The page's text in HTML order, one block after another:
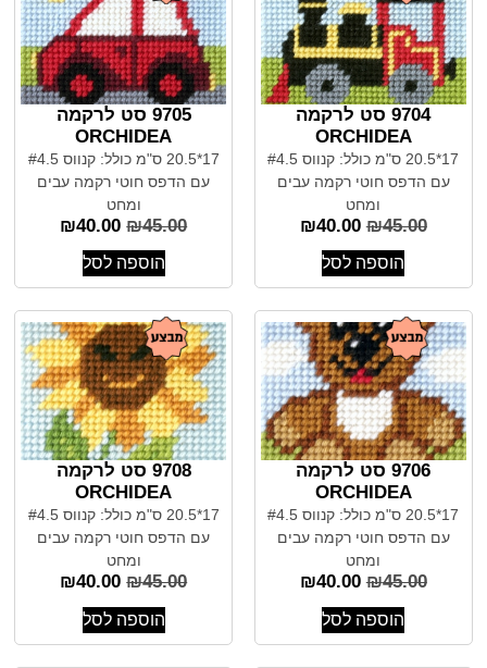
9704 סט לרקמה
ORCHIDEA
17*20.5 ס"מ כולל: קנווס #4.5
עם הדפס חוטי רקמה עבים
ומחט
₪45.00
₪40.00
הוספה לסל
9705 סט לרקמה
ORCHIDEA
17*20.5 ס"מ כולל: קנווס #4.5
עם הדפס חוטי רקמה עבים
ומחט
₪45.00
₪40.00
הוספה לסל
9706 סט לרקמה
ORCHIDEA
17*20.5 ס"מ כולל: קנווס #4.5
עם הדפס חוטי רקמה עבים
ומחט
₪45.00
₪40.00
הוספה לסל
9708 סט לרקמה
ORCHIDEA
17*20.5 ס"מ כולל: קנווס #4.5
עם הדפס חוטי רקמה עבים
ומחט
₪45.00
₪40.00
הוספה לסל